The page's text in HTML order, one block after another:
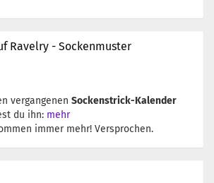
Ravelry - Sockenmuster
vergangenen Sockenstrick-Kalender
du ihn: mehr
immer mehr! Versprochen.